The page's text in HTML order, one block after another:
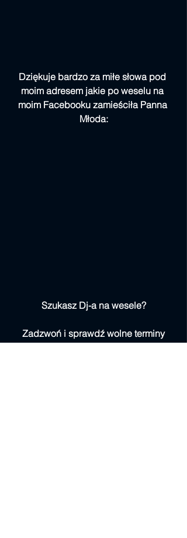
Dziękuje bardzo za miłe słowa pod
moim adresem jakie po weselu na
moim Facebooku zamieściła Panna
Młoda:
Szukasz Dj-a na wesele?
Zadzwoń i sprawdź wolne terminy